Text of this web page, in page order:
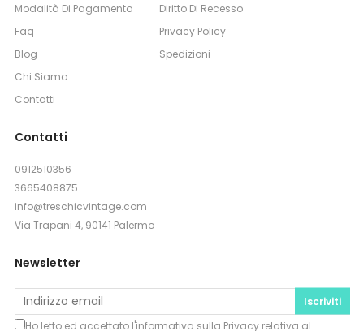
Modalità Di Pagamento
Faq
Blog
Chi Siamo
Contatti
Diritto Di Recesso
Privacy Policy
Spedizioni
Contatti
0912510356
3665408875
info@treschicvintage.com
Via Trapani 4, 90141 Palermo
Newsletter
Iscriviti
Ho letto ed accettato l'informativa sulla Privacyrelativa al